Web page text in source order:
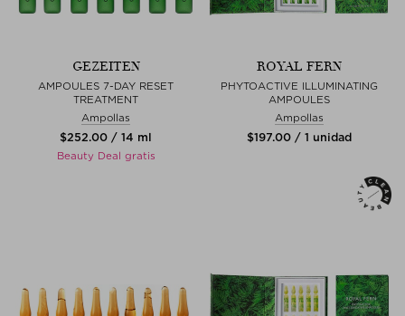
GEZEITEN
AMPOULES 7-DAY RESET
TREATMENT
Ampollas
$‌252.00 / 14 ml
Beauty Deal gratis
ROYAL FERN
PHYTOACTIVE ILLUMINATING
AMPOULES
Ampollas
$‌197.00 / 1 unidad